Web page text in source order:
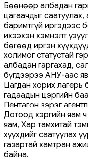
Бөөнөөр албадан
цагаачдыг
баримтгүй иргэдээс
ихээхэн хэмнэлт
бөгөөд иргэн
холимог статустай
албадан гаргахад,
бүгдээрээ АНУ-аас
Цагдан хорих лагерь
гадаадын цэргийн
Пентагон зэрэг
Дотоод хэргийн яам
яам, Хар тамхитай
хүүхдийг саатуулах
газартай хамтран
байна.